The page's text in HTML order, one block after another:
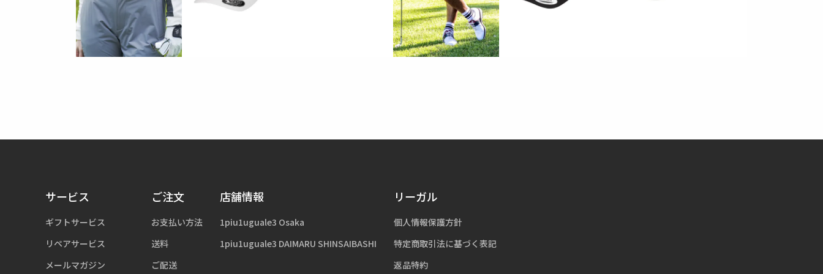
サービス
ギフトサービス
リペアサービス
メールマガジン
ご注文
お支払い方法
送料
ご配送
店舗情報
1piu1uguale3 Osaka
1piu1uguale3 DAIMARU SHINSAIBASHI
リーガル
個人情報保護方針
特定商取引法に基づく表記
返品特約